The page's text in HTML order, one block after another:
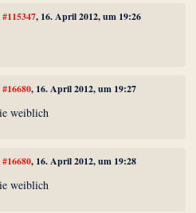
, 16. April 2012, um 19:26
, 16. April 2012, um 19:27
weiblich
, 16. April 2012, um 19:28
weiblich